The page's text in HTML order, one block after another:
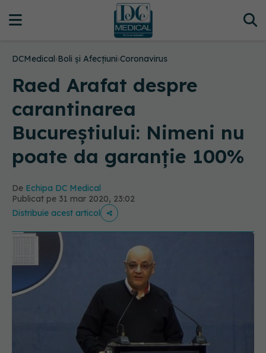
DCMedical›Boli și Afecțiuni›Coronavirus
Raed Arafat despre
carantinarea
Bucureștiului: Nimeni nu
poate da garanție 100%
De Echipa DC Medical
Publicat pe 31 mar 2020, 23:02
Distribuie acest articol